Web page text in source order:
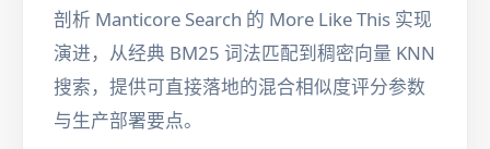
剖析 Manticore Search 的 More Like This 实现
演进，从经典 BM25 词法匹配到稠密向量 KNN
搜索，提供可直接落地的混合相似度评分参数
与生产部署要点。